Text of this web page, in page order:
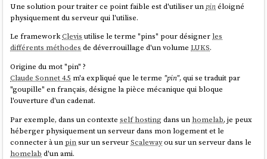
Une solution pour traiter ce point faible est d'utiliser unpinéloigné
physiquement du serveur qui l'utilise.
Le frameworkClevisutilise le terme "pins" pour désignerles
différents méthodesde déverrouillage d'un volumeLUKS.
Origine du mot "pin" ?
Claude Sonnet 4.5 m'a expliqué que le terme "pin", qui se traduit par
"goupille" en français, désigne la pièce mécanique qui bloque
l'ouverture d'un cadenat.
Par exemple, dans un contexteself hosting dans un homelab, je peux
héberger physiquement un serveur dans mon logement et le
connecter à un pinsur un serveurScalewayou sur un serveur dans le
homelab d'un ami.